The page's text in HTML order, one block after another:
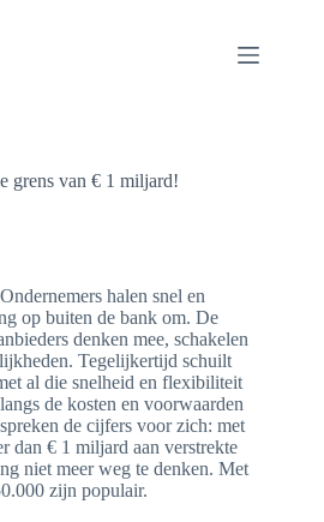
grens van € 1 miljard!
halen snel en
op buiten de bank om. De
denken mee, schakelen
Tegelijkertijd schuilt
al die snelheid en flexibiliteit
de kosten en voorwaarden
de cijfers voor zich: met
dan € 1 miljard aan verstrekte
niet meer weg te denken. Met
zijn populair.